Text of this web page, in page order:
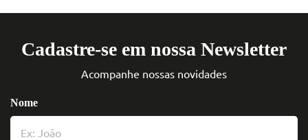
Cadastre-se em nossa Newsletter
Acompanhe nossas novidades
Nome